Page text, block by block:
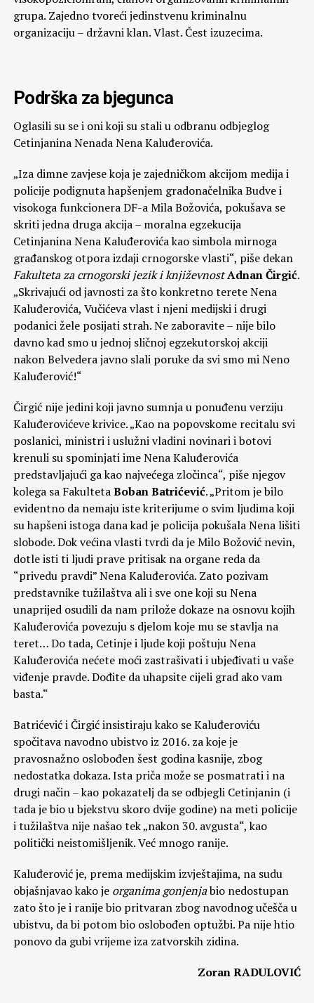
grupa. Zajedno tvoreći jedinstvenu kriminalnu
organizaciju – državni klan. Vlast. Čest izuzecima.
Podrška za bjegunca
Oglasili su se i oni koji su stali u odbranu odbjeglog
Cetinjanina Nenada Nena Kaluđerovića.
„Iza dimne zavjese koja je zajedničkom akcijom medija i
policije podignuta hapšenjem gradonačelnika Budve i
visokoga funkcionera DF-a Mila Božovića, pokušava se
skriti jedna druga akcija – moralna egzekucija
Cetinjanina Nena Kaluđerovića kao simbola mirnoga
građanskog otpora izdaji crnogorske vlasti“, piše dekan
Fakulteta za crnogorski jezik i književnostAdnan Čirgić.
„Skrivajući od javnosti za što konkretno terete Nena
Kaluđerovića, Vučićeva vlast i njeni medijski i drugi
podanici žele posijati strah. Ne zaboravite – nije bilo
davno kad smo u jednoj sličnoj egzekutorskoj akciji
nakon Belvedera javno slali poruke da svi smo mi Neno
Kaluđerović!“
Čirgić nije jedini koji javno sumnja u ponuđenu verziju
Kaluđerovićeve krivice. „Kao na popovskome recitalu svi
poslanici, ministri i uslužni vladini novinari i botovi
krenuli su spominjati ime Nena Kaluđerovića
predstavljajući ga kao najvećega zločinca“, piše njegov
kolega sa FakultetaBoban Batrićević. „Pritom je bilo
evidentno da nemaju iste kriterijume o svim ljudima koji
su hapšeni istoga dana kad je policija pokušala Nena lišiti
slobode. Dok većina vlasti tvrdi da je Milo Božović nevin,
dotle isti ti ljudi prave pritisak na organe reda da
“privedu pravdi” Nena Kaluđerovića. Zato pozivam
predstavnike tužilaštva ali i sve one koji su Nena
unaprijed osudili da nam prilože dokaze na osnovu kojih
Kaluđerovića povezuju s djelom koje mu se stavlja na
teret… Do tada, Cetinje i ljude koji poštuju Nena
Kaluđerovića nećete moći zastrašivati i ubjeđivati u vaše
viđenje pravde. Dođite da uhapsite cijeli grad ako vam
basta.“
Batrićević i Čirgić insistiraju kako se Kaluđeroviću
spočitava navodno ubistvo iz 2016. za koje je
pravosnažno oslobođen šest godina kasnije, zbog
nedostatka dokaza. Ista priča može se posmatrati i na
drugi način – kao pokazatelj da se odbjegli Cetinjanin (i
tada je bio u bjekstvu skoro dvije godine) na meti policije
i tužilaštva nije našao tek „nakon 30. avgusta“, kao
politički neistomišljenik. Već mnogo ranije.
Kaluđerović je, prema medijskim izvještajima, na sudu
objašnjavao kako je organima gonjenjabio nedostupan
zato što je i ranije bio pritvaran zbog navodnog učešča u
ubistvu, da bi potom bio oslobođen optužbi. Pa nije htio
ponovo da gubi vrijeme iza zatvorskih zidina.
Zoran RADULOVIĆ